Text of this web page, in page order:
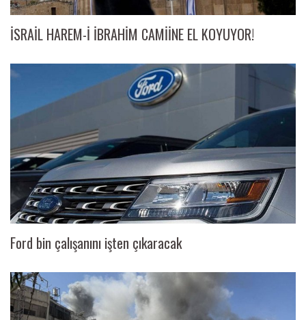
İSRAİL HAREM-İ İBRAHİM CAMİİNE EL KOYUYOR!
Ford bin çalışanını işten çıkaracak